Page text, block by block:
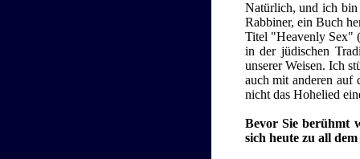
Natürlich, und ich bin
Rabbiner, ein Buch
Titel "Heavenly Sex"
in der jüdischen
unserer Weisen. Ich
auch mit anderen auf
nicht das Hohelied
Bevor Sie berühmt
sich heute zu all